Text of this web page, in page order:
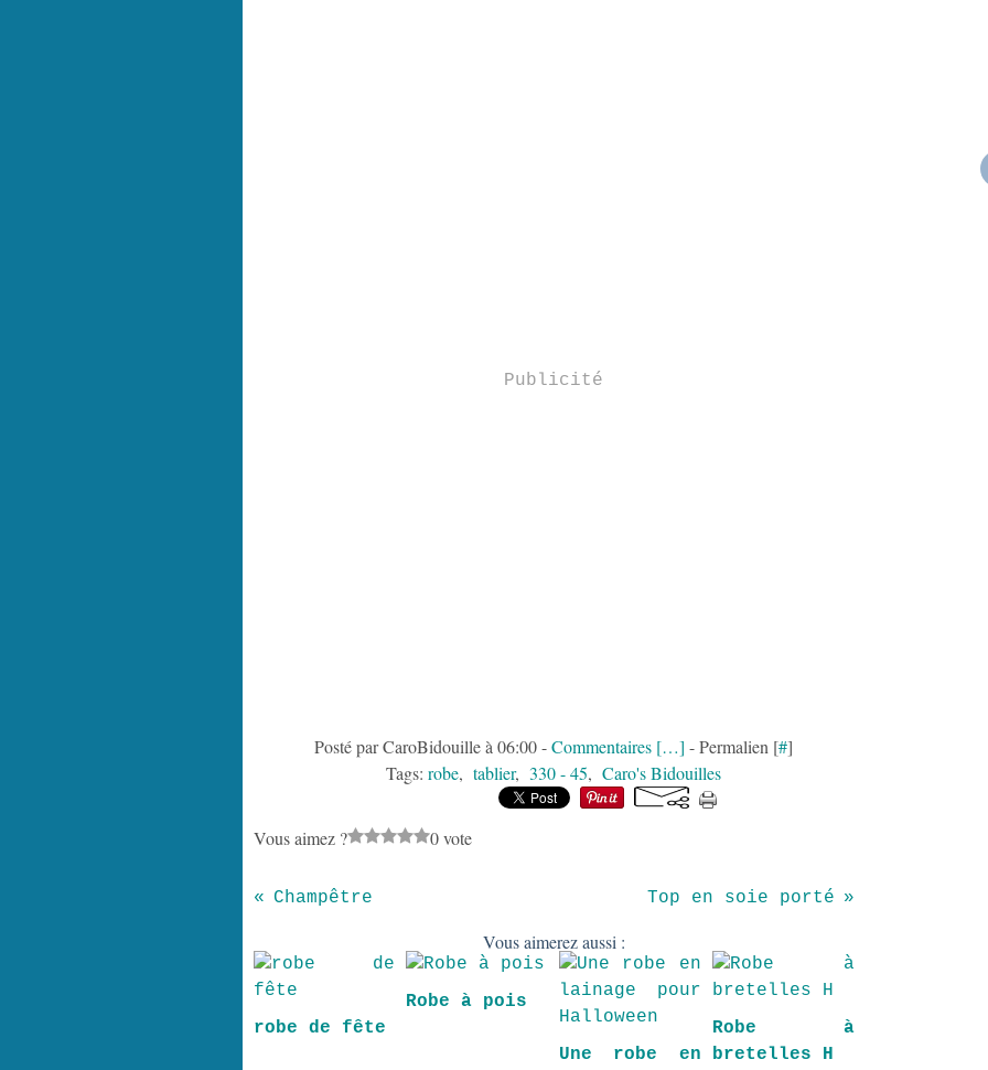
Publicité
Posté par CaroBidouille à 06:00 -Commentaires […] - Permalien [#]
Tags: robe, tablier, 330 - 45, Caro's Bidouilles
Vous aimez ? 0 vote
Champêtre Top en soie porté
Vous aimerez aussi :
robe de fête
Robe à pois
Une robe en
Robe à
bretelles H